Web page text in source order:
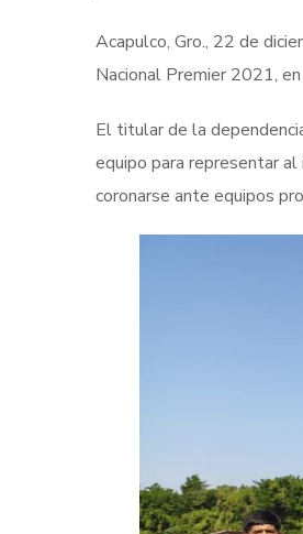
Acapulco, Gro., 22 de
Nacional Premier 2021,
El titular de la
equipo para representar
coronarse ante equipos